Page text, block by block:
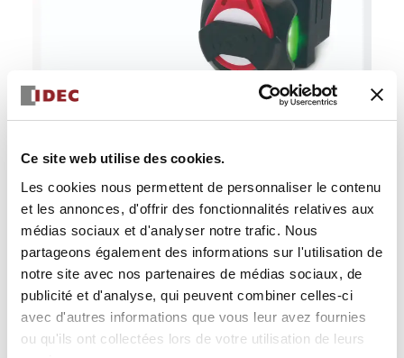
Ce site web utilise des cookies.
Les cookies nous permettent de personnaliser le contenu
et les annonces, d'offrir des fonctionnalités relatives aux
médias sociaux et d'analyser notre trafic. Nous
partageons également des informations sur l'utilisation de
notre site avec nos partenaires de médias sociaux, de
publicité et d'analyse, qui peuvent combiner celles-ci
avec d'autres informations que vous leur avez fournies
ou qu'ils ont collectées lors de votre utilisation de leurs